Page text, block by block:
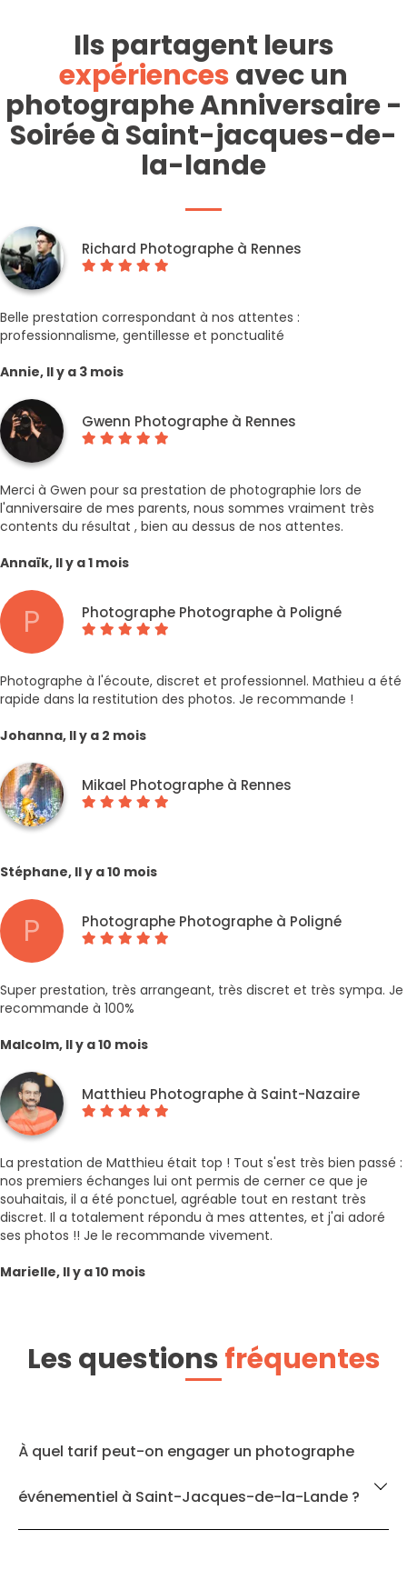
Ils partagent leurs
expériencesavec un
photographe Anniversaire -
Soirée à Saint-jacques-de-
la-lande
Richard Photographe à Rennes
Belle prestation correspondant à nos attentes :
professionnalisme, gentillesse et ponctualité
Annie, Il y a 3 mois
Gwenn Photographe à Rennes
Merci à Gwen pour sa prestation de photographie lors de
l'anniversaire de mes parents, nous sommes vraiment très
contents du résultat , bien au dessus de nos attentes.
Annaïk, Il y a 1 mois
P Photographe Photographe à Poligné
Photographe à l'écoute, discret et professionnel. Mathieu a été
rapide dans la restitution des photos. Je recommande !
Johanna, Il y a 2 mois
Mikael Photographe à Rennes
Stéphane, Il y a 10 mois
P Photographe Photographe à Poligné
Super prestation, très arrangeant, très discret et très sympa. Je
recommande à 100%
Malcolm, Il y a 10 mois
Matthieu Photographe à Saint-Nazaire
La prestation de Matthieu était top ! Tout s'est très bien passé :
nos premiers échanges lui ont permis de cerner ce que je
souhaitais, il a été ponctuel, agréable tout en restant très
discret. Il a totalement répondu à mes attentes, et j'ai adoré
ses photos !! Je le recommande vivement.
Marielle, Il y a 10 mois
Les questionsfréquentes
À quel tarif peut-on engager un photographe
événementiel à Saint-Jacques-de-la-Lande ?